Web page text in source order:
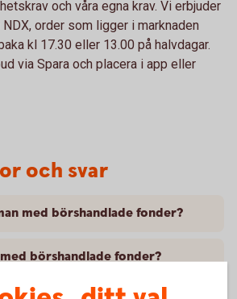
och våra egna krav. Vi erbjuder
order som ligger i marknaden
kl 17.30 eller 13.00 på halvdagar.
via Spara och placera i app eller
och svar
med börshandlade fonder?
börshandlade fonder?